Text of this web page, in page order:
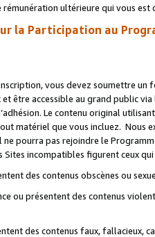
ultérieure qui vous est
la Participation au
vous devez soumettre
être accessible au grand public
Le contenu original
matériel que vous incluez. Nous
pourra pas rejoindre le
Sites incompatibles figurent ceux
des contenus obscènes ou
ou présentent des contenus
des contenus faux, fallacieux,